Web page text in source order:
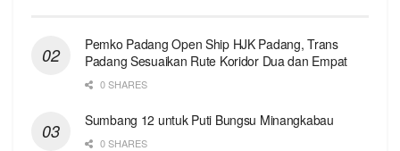
Pemko Padang Open Ship HJK Padang, Trans
Padang Sesuaikan Rute Koridor Dua dan Empat
0 SHARES
Sumbang 12 untuk Puti Bungsu Minangkabau
0 SHARES